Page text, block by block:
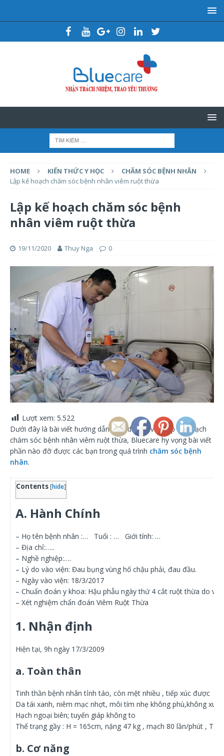
HOME KIẾN THỨC Y HỌC
CHĂM SÓC BỆNH NHÂN
Lập kế hoạch chăm sóc bệnh nhân viêm ruột thừa
Lập kế hoạch chăm sóc bệnh
nhân viêm ruột thừa
19/11/2020 Thuy Nga 0
Lượt xem: 5.522
Dưới đây là bài viết hướng dẫn điều dưỡng viên lập kế hoạch
chăm sóc bệnh nhân viêm ruột thừa, Bluecare hy vọng bài viết
phần nào đỡ được các bạn trong quá trình chăm sóc bệnh
nhân.
Contents [hide]
A. Hành Chính
– Họ tên bệnh nhân :… Tuổi : … Giới tính: …
– Địa chỉ:…..
– Nghề nghiệp:….
– Lý do vào viện: Đau bụng vùng hố chậu phải, đau đầu.
– Ngày vào viện: 18/3/2017
– Chuẩn đoán y khoa: Hậu phẫu ngày thứ 4 cắt ruột thừa do
– Xét nghiệm chẩn đoán Viêm Ruột Thừa
1. Nhận định
Hiện tại, 9h ngày 17/3/2009
a. Toàn thân
Tinh thần bệnh nhân tỉnh táo, còn mệt nhiều , tiếp xúc được
Da tái xanh, niêm mạc nhợt, môi tím nhẹ không phù,không
Hạch ngoại biên; tuyến giáp không to
Thể trạng gầy : H = 165cm, nặng 47 kg , mạch 80 lần/phút ,
b. Cơ năng